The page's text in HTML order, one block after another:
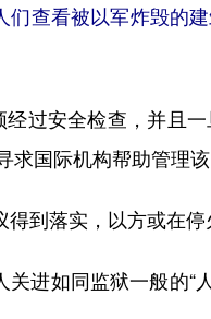
查看被以军炸毁的
过安全检查，并且一
求国际机构帮助管理该
落实，以方或在停
如同监狱一般的“人